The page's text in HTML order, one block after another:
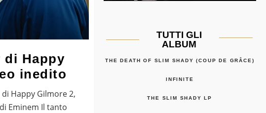
di Happy
inedito
Happy Gilmore 2,
Eminem Il tanto
TUTTI GLI
ALBUM
THE DEATH OF SLIM SHADY (COUP DE GRÂCE)
INFINITE
THE SLIM SHADY LP